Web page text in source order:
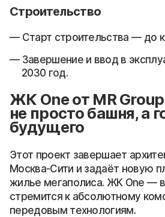
Строительство
Старт строительства — до
Завершение и ввод в
2030 год.
ЖК One от MR
не просто башня, а
будущего
Этот проект завершает
Москва-Сити и задаёт новую
жилье мегаполиса. ЖК One —
стремится к абсолютному
передовым технологиям.